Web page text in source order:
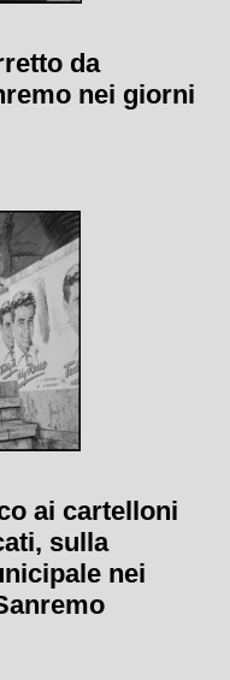
da
nei giorni
ai cartelloni
sulla
nei